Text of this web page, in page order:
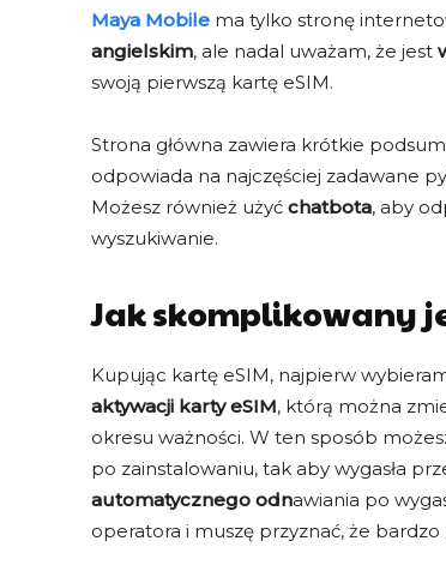
Maya Mobile ma tylko stronę
angielskim, ale nadal uważam, że jest
swoją pierwszą kartę eSIM.
Strona główna zawiera krótkie
odpowiada na najczęściej zadawane
Możesz również użyć chatbota, aby
wyszukiwanie.
Jak skomplikowany
Kupując kartę eSIM, najpierw
aktywacji karty eSIM, którą można
okresu ważności. W ten sposób
po zainstalowaniu, tak aby wygasła
automatycznego odnawiania po
operatora i muszę przyznać, że bardzo